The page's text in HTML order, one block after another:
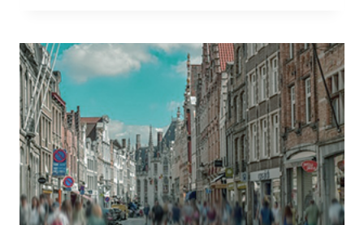
DRINKING,
PRÉ-
SOIRÉES
EST-
IL
DE
LA
CONSOMMATION
D’ALCOOL